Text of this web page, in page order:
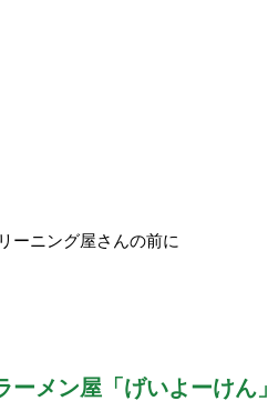
ーニング屋さんの前に
メン屋「げいよーけん」